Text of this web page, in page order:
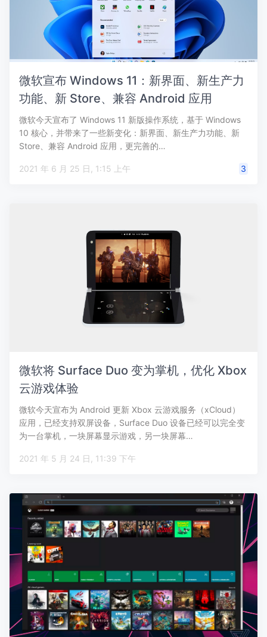
微软宣布 Windows 11：新界面、新生产力
功能、新 Store、兼容 Android 应用
微软今天宣布了 Windows 11 新版操作系统，基于 Windows
10 核心，并带来了一些新变化：新界面、新生产力功能、新
Store、兼容 Android 应用，更完善的…
2021 年 6 月 25 日, 1:15 上午 3
微软将 Surface Duo 变为掌机，优化 Xbox
云游戏体验
微软今天宣布为 Android 更新 Xbox 云游戏服务（xCloud）
应用，已经支持双屏设备，Surface Duo 设备已经可以完全变
为一台掌机，一块屏幕显示游戏，另一块屏幕…
2021 年 5 月 24 日, 11:39 下午